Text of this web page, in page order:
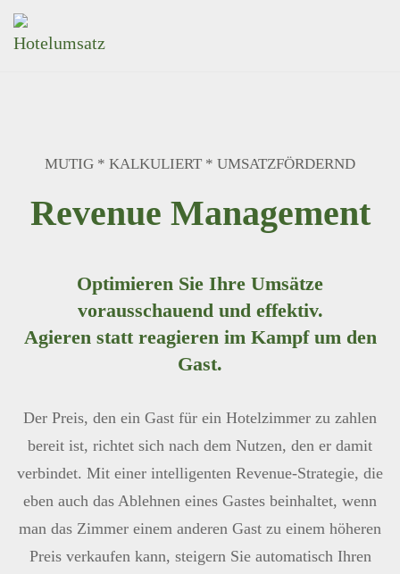
MUTIG * KALKULIERT * UMSATZFÖRDERND
Revenue Management
Optimieren Sie Ihre Umsätze
vorausschauend und effektiv.
Agieren statt reagieren im Kampf um den
Gast.
Der Preis, den ein Gast für ein Hotelzimmer zu zahlen
bereit ist, richtet sich nach dem Nutzen, den er damit
verbindet. Mit einer intelligenten Revenue-Strategie, die
eben auch das Ablehnen eines Gastes beinhaltet, wenn
man das Zimmer einem anderen Gast zu einem höheren
Preis verkaufen kann, steigern Sie automatisch Ihren